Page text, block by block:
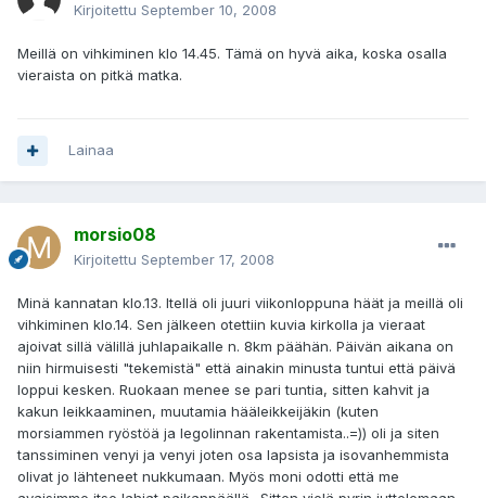
Kirjoitettu September 10, 2008
Meillä on vihkiminen klo 14.45. Tämä on hyvä aika, koska osalla
vieraista on pitkä matka.
Lainaa
morsio08
Kirjoitettu September 17, 2008
Minä kannatan klo.13. Itellä oli juuri viikonloppuna häät ja meillä oli
vihkiminen klo.14. Sen jälkeen otettiin kuvia kirkolla ja vieraat
ajoivat sillä välillä juhlapaikalle n. 8km päähän. Päivän aikana on
niin hirmuisesti "tekemistä" että ainakin minusta tuntui että päivä
loppui kesken. Ruokaan menee se pari tuntia, sitten kahvit ja
kakun leikkaaminen, muutamia hääleikkeijäkin (kuten
morsiammen ryöstöä ja legolinnan rakentamista..=)) oli ja siten
tanssiminen venyi ja venyi joten osa lapsista ja isovanhemmista
olivat jo lähteneet nukkumaan. Myös moni odotti että me